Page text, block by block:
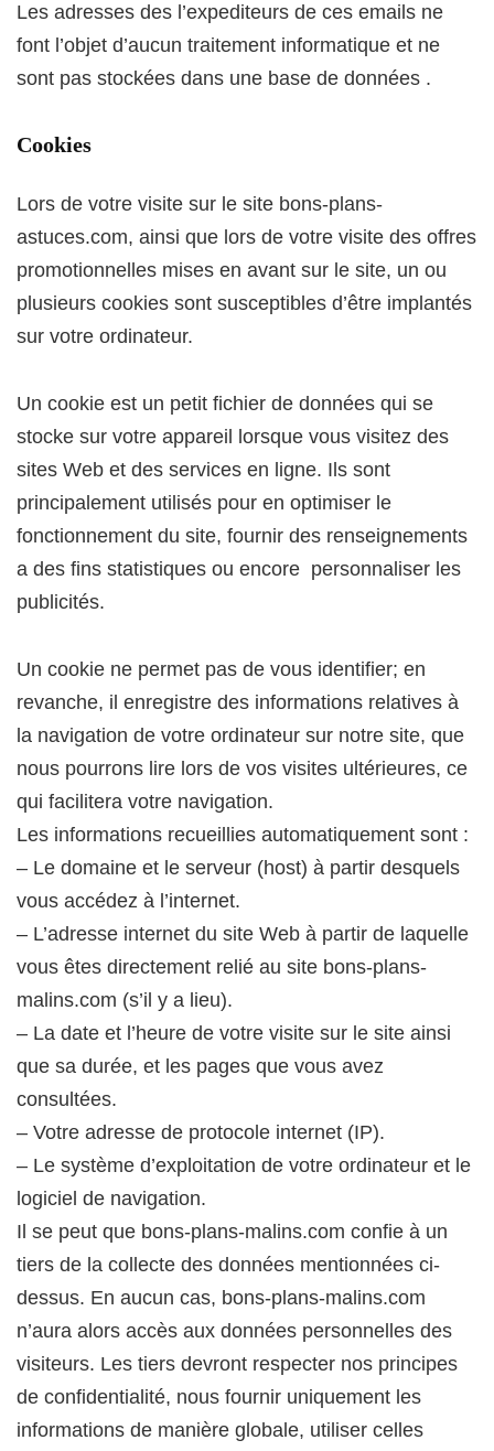
Les adresses des l’expediteurs de ces emails ne
font l’objet d’aucun traitement informatique et ne
sont pas stockées dans une base de données .
Cookies
Lors de votre visite sur le site bons-plans-
astuces.com, ainsi que lors de votre visite des offres
promotionnelles mises en avant sur le site, un ou
plusieurs cookies sont susceptibles d’être implantés
sur votre ordinateur.
Un cookie est un petit fichier de données qui se
stocke sur votre appareil lorsque vous visitez des
sites Web et des services en ligne. Ils sont
principalement utilisés pour en optimiser le
fonctionnement du site, fournir des renseignements
a des fins statistiques ou encore personnaliser les
publicités.
Un cookie ne permet pas de vous identifier; en
revanche, il enregistre des informations relatives à
la navigation de votre ordinateur sur notre site, que
nous pourrons lire lors de vos visites ultérieures, ce
qui facilitera votre navigation.
Les informations recueillies automatiquement sont :
– Le domaine et le serveur (host) à partir desquels
vous accédez à l’internet.
– L’adresse internet du site Web à partir de laquelle
vous êtes directement relié au site bons-plans-
malins.com (s’il y a lieu).
– La date et l’heure de votre visite sur le site ainsi
que sa durée, et les pages que vous avez
consultées.
– Votre adresse de protocole internet (IP).
– Le système d’exploitation de votre ordinateur et le
logiciel de navigation.
Il se peut que bons-plans-malins.com confie à un
tiers de la collecte des données mentionnées ci-
dessus. En aucun cas, bons-plans-malins.com
n’aura alors accès aux données personnelles des
visiteurs. Les tiers devront respecter nos principes
de confidentialité, nous fournir uniquement les
informations de manière globale, utiliser celles